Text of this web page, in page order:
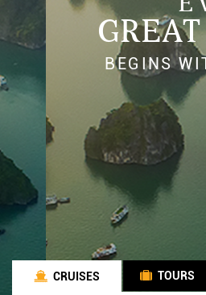
GREAT
BEGINS WITH
CRUISES TOURS